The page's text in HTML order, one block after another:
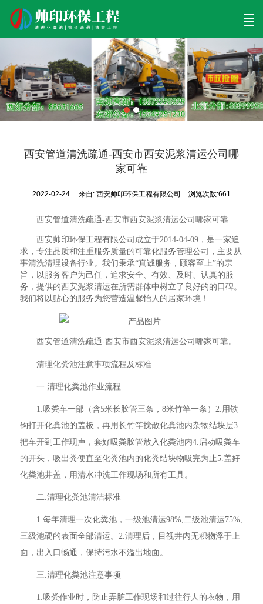
污泥工程 清淤检测 关于帅印 工程案例 联系我们
西安管道清洗疏通-西安市西安泥浆清运公司哪
家可靠
2022-02-24 来自:西安帅印环保工程有限公司 浏览次数:661
西安管道清洗疏通-西安市西安泥浆清运公司哪家可靠
西安帅印环保工程有限公司成立于2014-04-09，是一家追
求，专注品质和注重服务质量的可靠化服务管理公司，主要从
事清洗清理设备行业。我们秉承“真诚服务，顾客至上”的宗
旨，以服务客户为己任，追求安全、有效、及时、认真的服
务，提供的西安泥浆清运在所需群体中树立了良好的的口碑。
我们将以贴心的服务为您营造温馨怡人的居家环境！
西安管道清洗疏通-西安市西安泥浆清运公司哪家可靠。
清理化粪池注意事项流程及标准
一.清理化粪池作业流程
1.吸粪车一部（含5米长胶管三条，8米竹竿一条）2.用铁
钩打开化粪池的盖板，再用长竹竿搅散化粪池内杂物结块层3.
把车开到工作现声，套好吸粪胶管放入化粪池内4.启动吸粪车
的开头，吸出粪便直至化粪池内的化粪结块物吸完为止5.盖好
化粪池井盖，用清水冲洗工作现场和所有工具。
二.清理化粪池清洁标准
1.每年清理一次化粪池，一级池清运98%,二级池清运75%,
三级池硬的表面全部清运。2.清理后，目视井内无积物浮于上
面，出入口畅通，保持污水不溢出地面。
三.清理化粪池注意事项
1.吸粪作业时，防止弄脏工作现场和过往行人的衣物，用